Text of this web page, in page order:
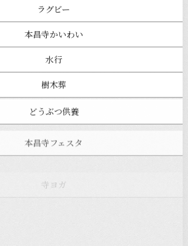
ラグビー
本昌寺かいわい
水行
樹木葬
どうぶつ供養
寺ヨガ
お知らせ